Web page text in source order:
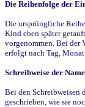
Die Reihenfolge der
Die ursprüngliche
Kind eben später
vorgenommen. Bei der
erfolgt nach Tag, Monat
Schreibweise der
Bei den Schreibweisen
geschrieben, wie sie